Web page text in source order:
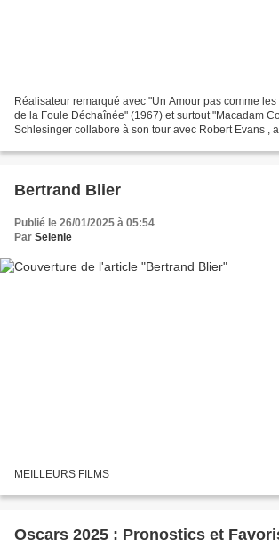
Réalisateur remarqué avec "Un Amour pas comme
de la Foule Déchaînée" (1967) et surtout "Macadam
Schlesinger collabore à son tour avec Robert Evans ,
Bertrand Blier
Publié le 26/01/2025 à 05:54
Par Selenie
MEILLEURS FILMS
Oscars 2025 : Pronostics et